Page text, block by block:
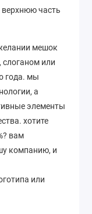
верхнюю часть
мешок
или
года. мы
а
элементы
хотите
вам
компанию, и
или